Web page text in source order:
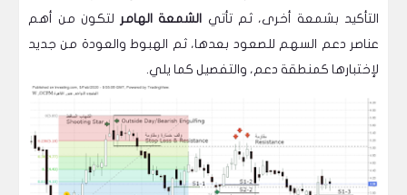
التأكيد بشمعة أخرى، ثم تأتي الشمعة الهامر لتكون من أهم
عناصر دعم السهم للصعود بعدها، ثم الهبوط والعودة من جديد
لإختبارها كمنطقة دعم، والتفصيل كما يلي.